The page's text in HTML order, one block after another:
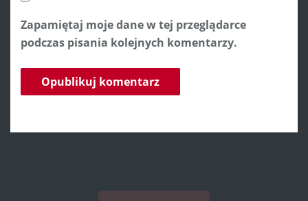
Zapamiętaj moje dane w tej przeglądarce
podczas pisania kolejnych komentarzy.